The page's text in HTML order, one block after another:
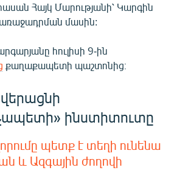
Հայկ Մարությանի՝ Կարգին
առաջադրման մասին:
հուլիսի 9-ին
քաղաքապետի պաշտոնից։
ինստիտուտը
պետք է տեղի ունենա
և Ազգային ժողովի